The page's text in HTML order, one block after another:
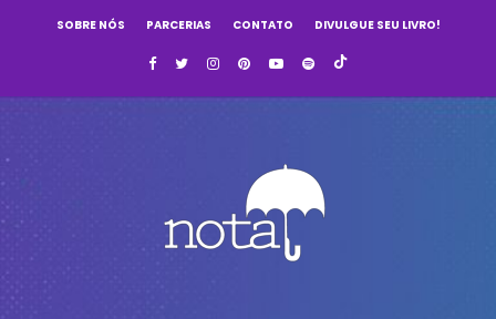
SOBRE NÓS PARCERIAS CONTATO DIVULGUE SEU LIVRO!